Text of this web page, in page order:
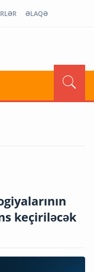
ƏLAQƏ
keçiriləcək